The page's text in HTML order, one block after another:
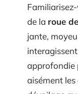
de la roue
jante,
approfondie
aisément les